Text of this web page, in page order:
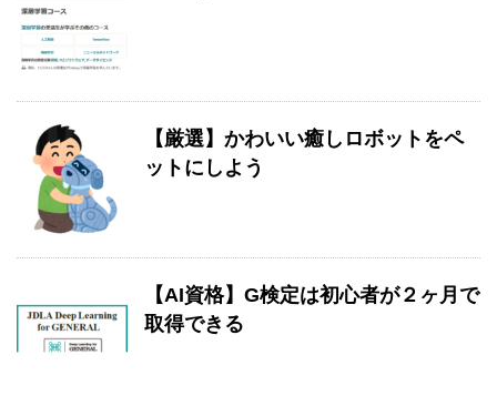
【厳選】かわいい癒しロボットをペ
ットにしよう
【AI資格】G検定は初心者が２ヶ月で
取得できる